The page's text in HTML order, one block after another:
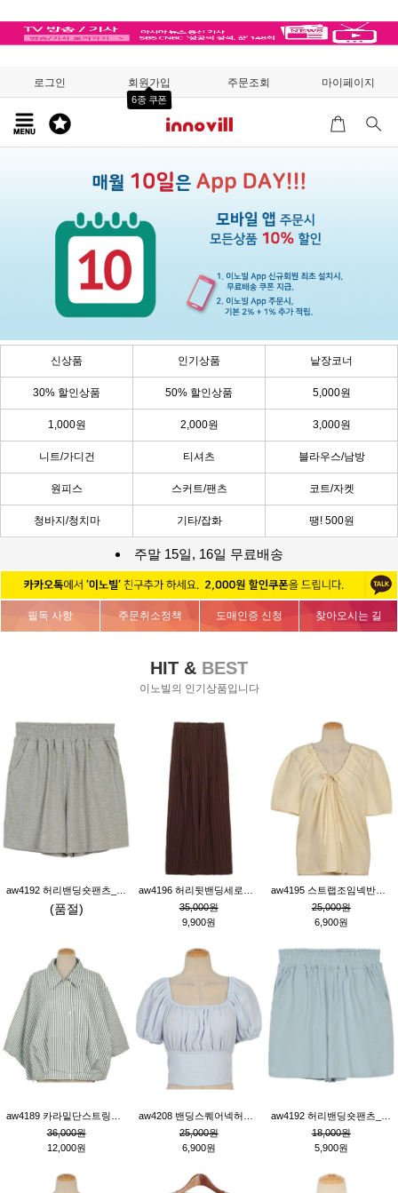
로그인 회원가입
6종 쿠폰
주문조회 마이페이지
신상품 인기상품 낱장코너
30% 할인상품 50% 할인상품 5,000원
1,000원 2,000원 3,000원
니트/가디건 티셔츠 블라우스/남방
원피스 스커트/팬츠 코트/자켓
청바지/청치마 기타/잡화 땡! 500원
주말 15일, 16일 무료배송
필독 사항 주문취소정책 도매인증 신청 찾아오시는 길
HIT & BEST
이노빌의 인기상품입니다
(품절)
35,000원
9,900원
25,000원
6,900원
36,000원
12,000원
25,000원
6,900원
18,000원
5,900원